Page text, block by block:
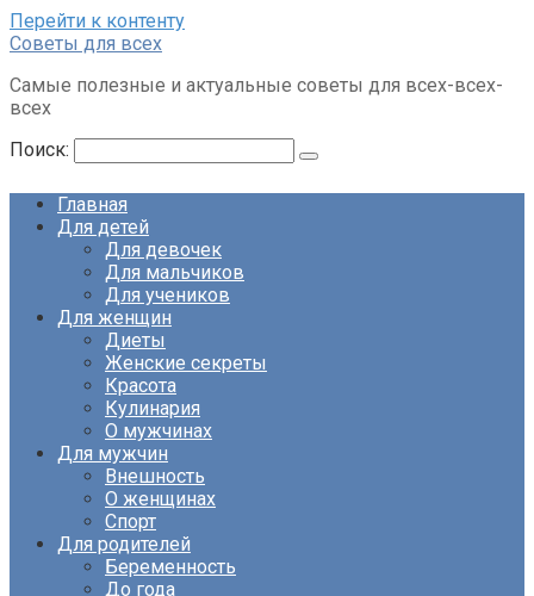
Перейти к контенту
Советы для всех
Самые полезные и актуальные советы для всех-всех-
всех
Поиск:
Главная
Для детей
Для девочек
Для мальчиков
Для учеников
Для женщин
Диеты
Женские секреты
Красота
Кулинария
О мужчинах
Для мужчин
Внешность
О женщинах
Спорт
Для родителей
Беременность
До года